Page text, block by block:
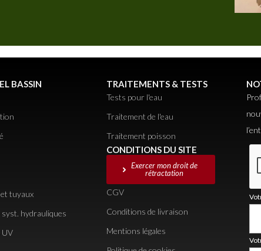
BASSIN
tuyaux
syst. hydrauliques
UV
TRAITEMENTS & TESTS
Tests pour l'eau
Traitement de l'eau
Traitement poisson
CONDITIONS DU SITE
Exercer mon droit de
rétractation
CGV
Conditions de livraison
Mentions légales